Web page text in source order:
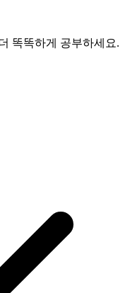
똑똑하게 공부하세요.